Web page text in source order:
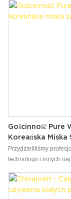
projektowego 餐具 w
unikalny styl. Ma wiele
Gościnność
Koreańska Miska
Przydzieliliśmy
technologii i innych
produktu z
wielu dziedzinach, w